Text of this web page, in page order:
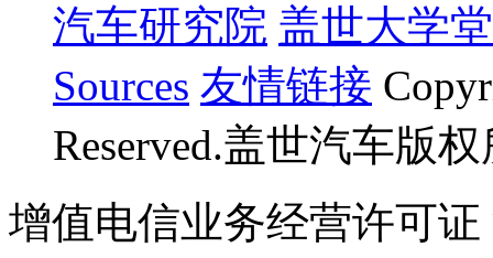
汽车研究院 盖世大学堂
Sources 友情链接
Reserved.盖世汽车版
增值电信业务经营许可证